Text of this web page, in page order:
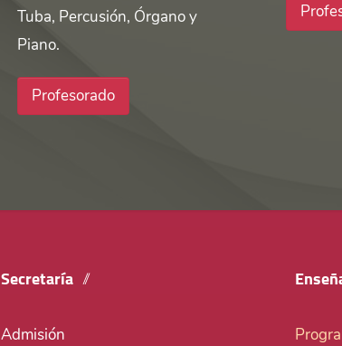
Tuba, Percusión, Órgano y
Piano.
Profesorado
Secretaría
Admisión